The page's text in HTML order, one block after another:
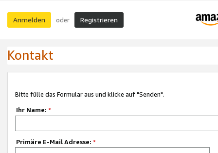
Anmelden oder Registrieren
Kontakt
Bitte fülle das Formular aus und klicke auf "Senden".
Ihr Name: *
Primäre E-Mail Adresse: *